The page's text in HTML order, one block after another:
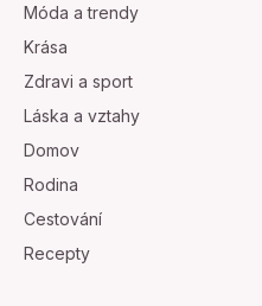
Móda a trendy
Krása
Zdravi a sport
Láska a vztahy
Domov
Rodina
Cestování
Recepty